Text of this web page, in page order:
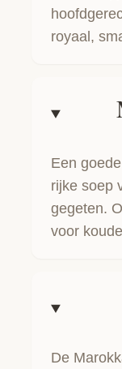
royaal,
Een
rijke soep
gegeten.
voor
De